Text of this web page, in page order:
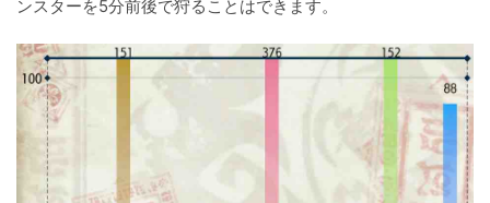
ンスターを5分前後で狩ることはできます。